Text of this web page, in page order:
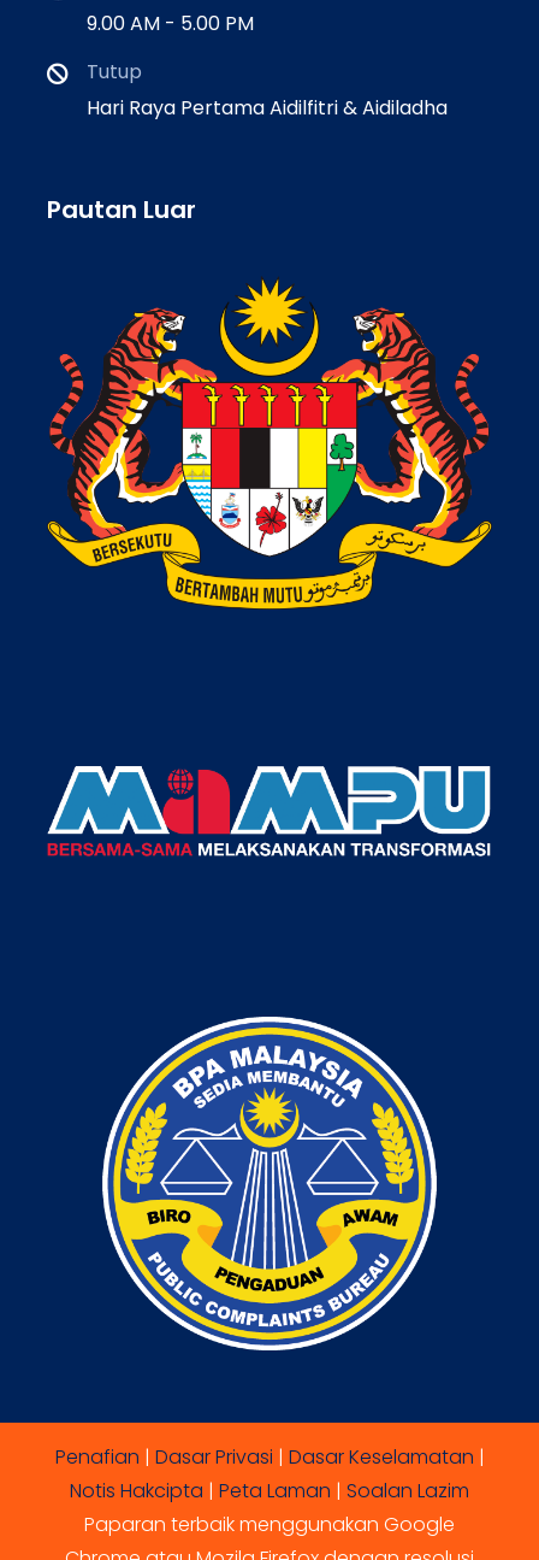
9.00 AM - 5.00 PM
Tutup
Hari Raya Pertama Aidilfitri & Aidiladha
Pautan Luar
Penafian | Dasar Privasi | Dasar Keselamatan |
Notis Hakcipta | Peta Laman | Soalan Lazim
Paparan terbaik menggunakan Google